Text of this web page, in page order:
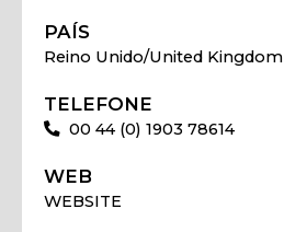
PAÍS
Reino Unido/United Kingdom
TELEFONE
00 44 (0) 1903 78614
WEB
WEBSITE